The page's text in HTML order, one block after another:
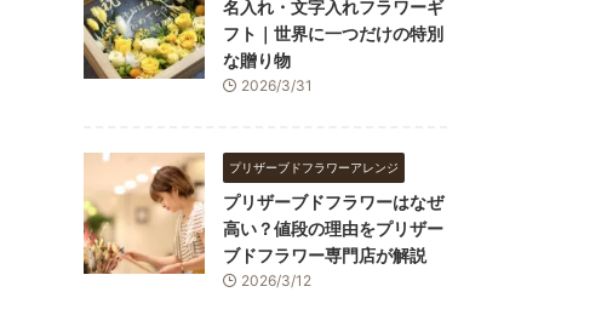
名入れ・文字入れフラワーギ
フト｜世界に一つだけの特別
な贈り物
2026/3/31
プリザーブドフラワーアレンジ
プリザーブドフラワーはなぜ
高い？値段の理由をプリザー
ブドフラワー専門店が解説
2026/3/12